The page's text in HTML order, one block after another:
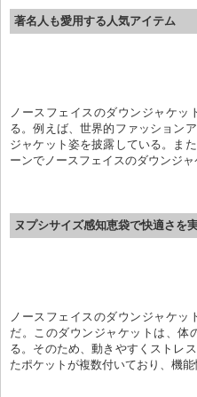
著名人も愛用する人気アイテム
ノースフェイスのダウンジャケ
る。例えば、世界的ファッション
ジャケット姿を披露している。ま
ーンでノースフェイスのダウンジャ
ヌプシサイズ感知恵袋で快適さを
ノースフェイスのダウンジャケ
だ。このダウンジャケットは、体
る。そのため、動きやすくストレ
たポケットが複数付いており、機能